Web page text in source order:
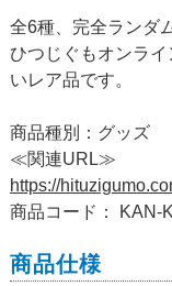
全6種、完全ランダ
ひつじぐもオンラ
いレア品です。
商品種別：グッズ
≪関連URL≫
https://
商品コード： KAN-
商品仕様